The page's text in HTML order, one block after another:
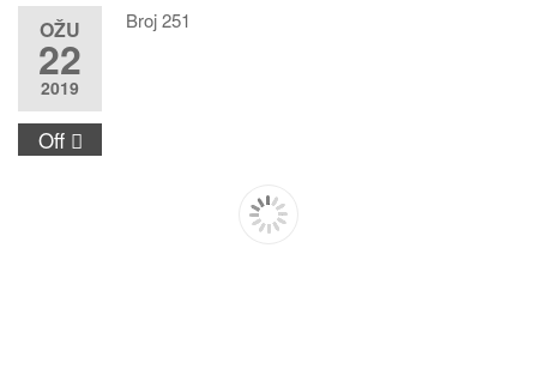
OŽU
22
2019
Off
Broj 251